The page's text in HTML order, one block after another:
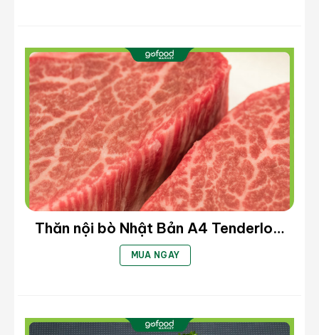
Diềm thăn bò Mỹ
Thăn lưng bò Nhật: Phần thịt nằm trên sườn,
bao gồm cả nạc và các vân mỡ đan xen. Được
coi là phần đẹp nhất của con bò, mềm, ngon
và thơm ngọt, do ít hoạt động của con bò.
Thăn nội bò Nhật Bản A4 Tenderloin
Beef A4 – Cắt Steak (kg)
MUA NGAY